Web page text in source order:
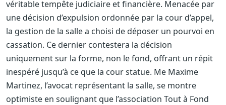
véritable tempête judiciaire et financière. Menacée par
une décision d’expulsion ordonnée par la cour d’appel,
la gestion de la salle a choisi de déposer un pourvoi en
cassation. Ce dernier contestera la décision
uniquement sur la forme, non le fond, offrant un répit
inespéré jusqu’à ce que la cour statue. Me Maxime
Martinez, l’avocat représentant la salle, se montre
optimiste en soulignant que l’association Tout à Fond